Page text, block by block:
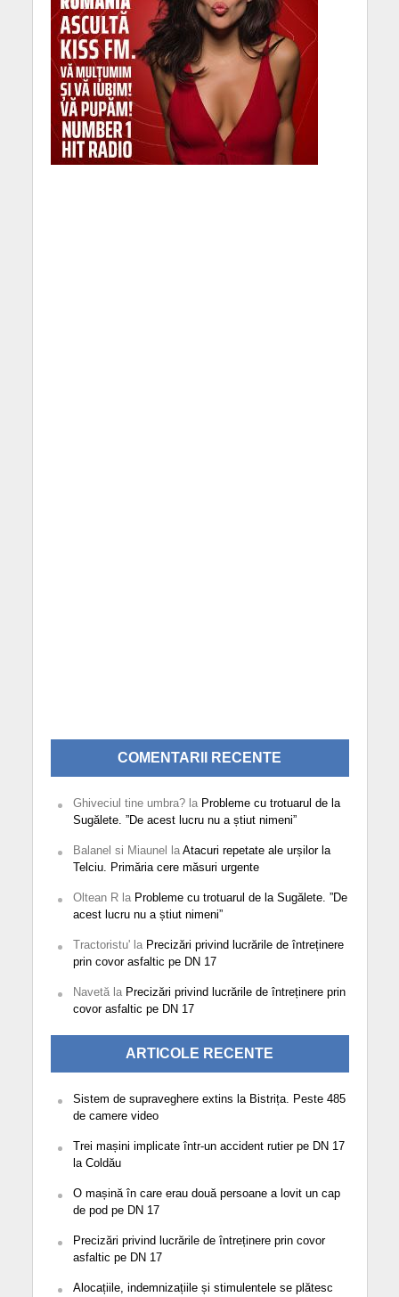
COMENTARII RECENTE
Ghiveciul tine umbra?la Probleme cu trotuarul de la
Sugălete. ”De acest lucru nu a știut nimeni”
Balanel si Miaunel la Atacuri repetate ale urșilor la
Telciu. Primăria cere măsuri urgente
Oltean Rla Probleme cu trotuarul de la Sugălete. ”De
acest lucru nu a știut nimeni”
Tractoristu'la Precizări privind lucrările de întreținere
prin covor asfaltic pe DN 17
Navetăla Precizări privind lucrările de întreținere prin
covor asfaltic pe DN 17
ARTICOLE RECENTE
Sistem de supraveghere extins la Bistrița. Peste 485
de camere video
Trei mașini implicate într-un accident rutier pe DN 17
la Coldău
O mașină în care erau două persoane a lovit un cap
de pod pe DN 17
Precizări privind lucrările de întreținere prin covor
asfaltic pe DN 17
Alocațiile, indemnizațiile și stimulentele se plătesc